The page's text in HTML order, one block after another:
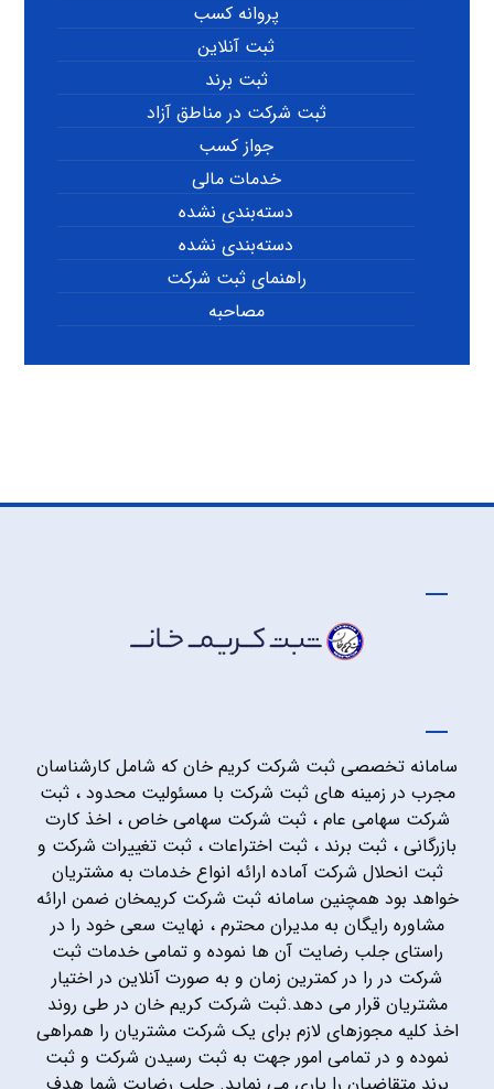
پروانه کسب
ثبت آنلاین
ثبت برند
ثبت شرکت در مناطق آزاد
جواز کسب
خدمات مالی
دسته‌بندی نشده
دسته‌بندی نشده
راهنمای ثبت شرکت
مصاحبه
سامانه تخصصی ثبت شرکت کریم خان که شامل کارشناسان
مجرب در زمینه های ثبت شرکت با مسئولیت محدود ، ثبت
شرکت سهامی عام ، ثبت شرکت سهامی خاص ، اخذ کارت
بازرگانی ، ثبت برند ، ثبت اختراعات ، ثبت تغییرات شرکت و
ثبت انحلال شرکت آماده ارائه انواع خدمات به مشتریان
خواهد بود همچنین سامانه ثبت شرکت کریمخان ضمن ارائه
مشاوره رایگان به مدیران محترم ، نهایت سعی خود را در
راستای جلب رضایت آن ها نموده و تمامی خدمات ثبت
شرکت در را در کمترین زمان و به صورت آنلاین در اختیار
مشتریان قرار می دهد.ثبت شرکت کریم خان در طی روند
اخذ کلیه مجوزهای لازم برای یک شرکت مشتریان را همراهی
نموده و در تمامی امور جهت به ثبت رسیدن شرکت و ثبت